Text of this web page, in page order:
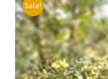
Sale!